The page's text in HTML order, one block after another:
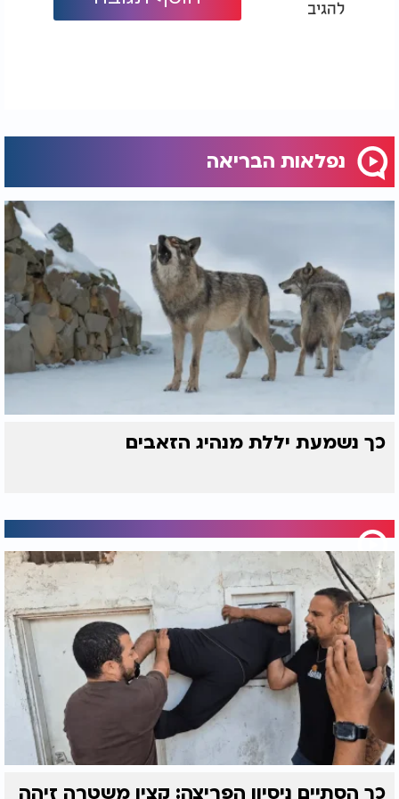
להגיב
נפלאות הבריאה
כך נשמעת יללת מנהיג הזאבים
כך הסתיים ניסיון הפריצה: קצין משטרה זיהה